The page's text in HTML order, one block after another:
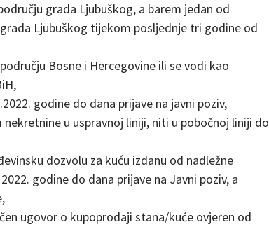
grada Ljubuškog, a barem jedan od
Ljubuškog tijekom posljednje tri godine od
Bosne i Hercegovine ili se vodi kao
godine do dana prijave na javni poziv,
u uspravnoj liniji, niti u pobočnoj liniji do
dozvolu za kuću izdanu od nadležne
godine do dana prijave na Javni poziv, a
ugovor o kupoprodaji stana/kuće ovjeren od